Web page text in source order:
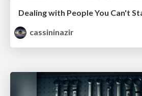
cassininazir